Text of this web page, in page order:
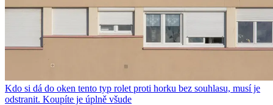
Kdo si dá do oken tento typ rolet proti horku bez souhlasu, musí je
odstranit. Koupíte je úplně všude